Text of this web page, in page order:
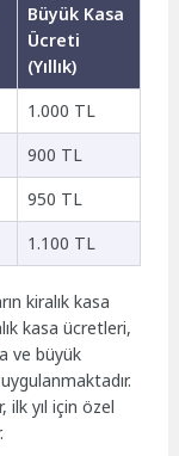
Büyük Kasa
Ücreti
(Yıllık)
1.000 TL
900 TL
950 TL
1.100 TL
kiralık kasa
kasa ücretleri,
ve büyük
ilk yıl için özel